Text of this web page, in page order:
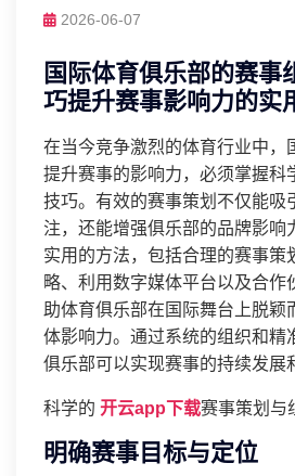
2026-06-07
国际体育俱乐部的赛事
巧提升赛事影响力的实
在当今竞争激烈的体育行业中，
提升赛事的影响力，必须掌握科
技巧。有效的赛事策划不仅能吸
注，还能增强俱乐部的品牌影响
实用的方法，包括合理的赛事策
略、利用数字媒体平台以及合作
助体育俱乐部在国际舞台上脱颖
体影响力。通过系统的组织和精
俱乐部可以实现赛事的持续发展
科学的 开云app下载赛事策划与
明确赛事目标与定位